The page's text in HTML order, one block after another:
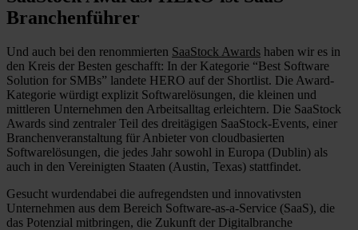
Branchenführer
Und auch bei den renommierten SaaStock Awards haben wir es in
den Kreis der Besten geschafft: In der Kategorie “Best Software
Solution for SMBs” landete HERO auf der Shortlist. Die Award-
Kategorie würdigt explizit Softwarelösungen, die kleinen und
mittleren Unternehmen den Arbeitsalltag erleichtern. Die SaaStock
Awards sind zentraler Teil des dreitägigen SaaStock-Events, einer
Branchenveranstaltung für Anbieter von cloudbasierten
Softwarelösungen, die jedes Jahr sowohl in Europa (Dublin) als
auch in den Vereinigten Staaten (Austin, Texas) stattfindet.
Gesucht wurdendabei die aufregendsten und innovativsten
Unternehmen aus dem Bereich Software-as-a-Service (SaaS), die
das Potenzial mitbringen, die Zukunft der Digitalbranche